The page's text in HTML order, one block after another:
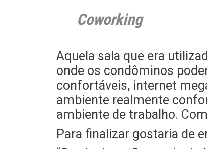
Coworking
Aquela sala que era
onde os condôminos
confortáveis, internet
ambiente realmente
ambiente de trabalho.
Para finalizar gostaria de